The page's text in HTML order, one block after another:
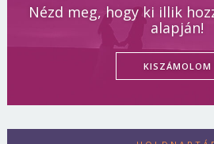
Nézd meg, hogy ki illik
alapján!
KISZÁMOLOM